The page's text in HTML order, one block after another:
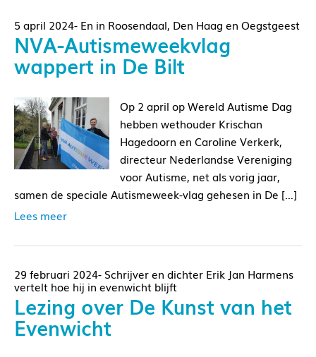
5 april 2024- En in Roosendaal, Den Haag en Oegstgeest
NVA-Autismeweekvlag
wappert in De Bilt
Op 2 april op Wereld Autisme Dag
hebben wethouder Krischan
Hagedoorn en Caroline Verkerk,
directeur Nederlandse Vereniging
voor Autisme, net als vorig jaar,
samen de speciale Autismeweek-vlag gehesen in De […]
Lees meer
29 februari 2024- Schrijver en dichter Erik Jan Harmens
vertelt hoe hij in evenwicht blijft
Lezing over De Kunst van het
Evenwicht